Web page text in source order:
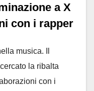
a X
con i rapper
musica. Il
la ribalta
con i